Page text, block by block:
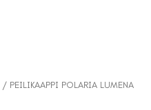
/ PEILIKAAPPI POLARIA LUMENA